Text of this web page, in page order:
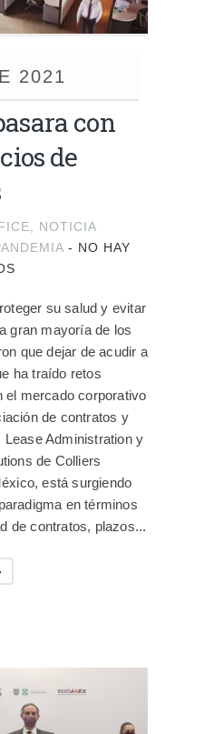
2021
con
de
NOTICIA
- NO HAY
su salud y evitar
gran mayoría de los
que dejar de acudir a
ha traído retos
el mercado corporativo
de contratos y
Lease Administration y
de Colliers
está surgiendo
en términos
de contratos, plazos...